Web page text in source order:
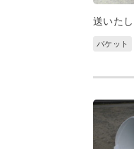
送いた
バケット